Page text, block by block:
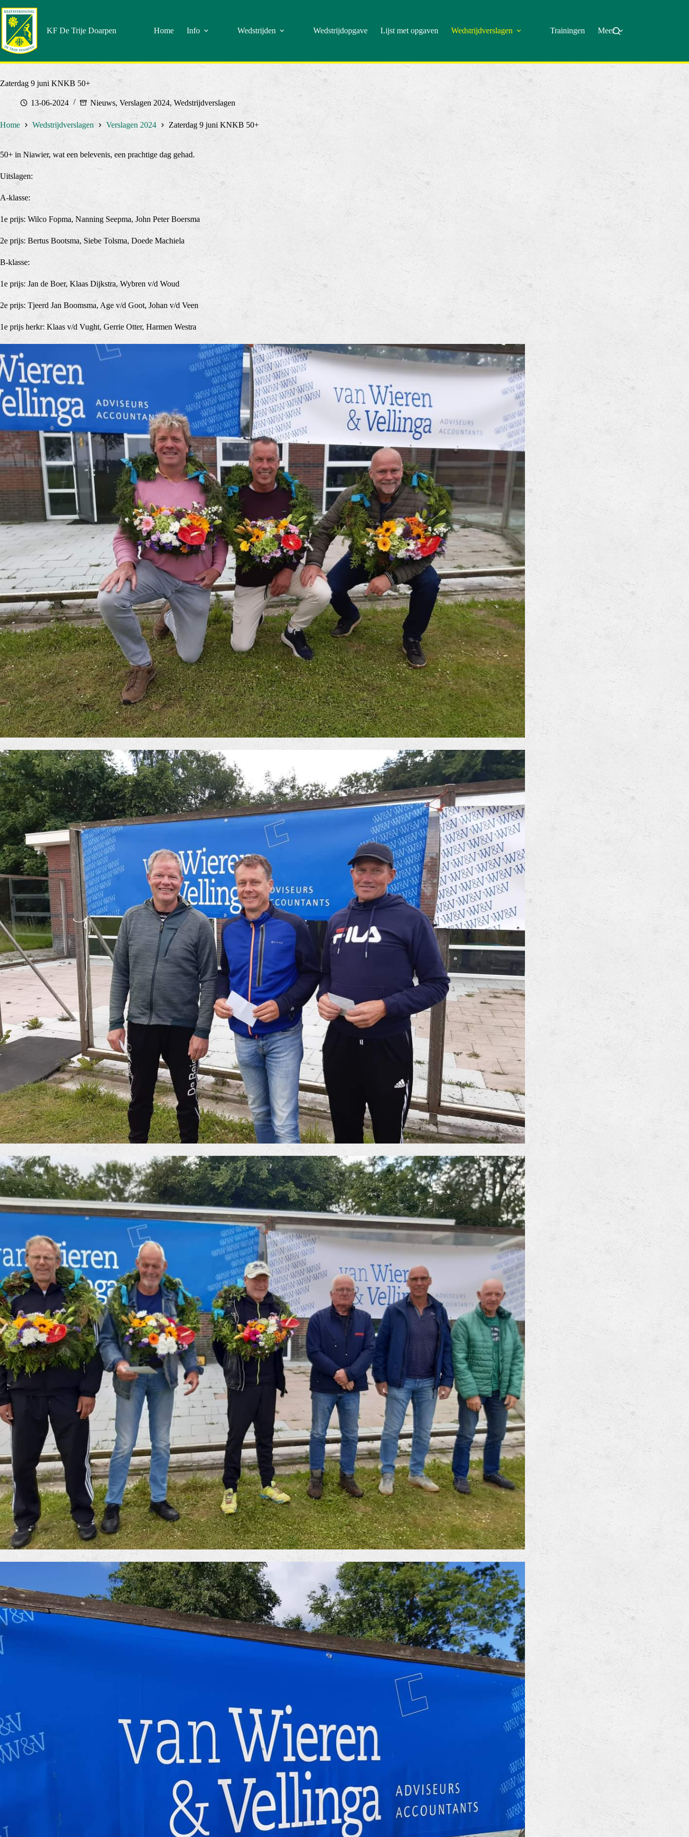
naar
artikel
KF De Trije Doarpen
Home Info Wedstrijden Wedstrijdopgave Lijst met opgaven Wedstrijdverslagen Trainingen Meer
Zaterdag 9 juni KNKB 50+
13-06-2024 Nieuws,Verslagen 2024,Wedstrijdverslagen
Home Wedstrijdverslagen Verslagen 2024 Zaterdag 9 juni KNKB 50+
50+ in Niawier, wat een belevenis, een prachtige dag gehad.
Uitslagen:
A-klasse:
1e prijs: Wilco Fopma, Nanning Seepma, John Peter Boersma
2e prijs: Bertus Bootsma, Siebe Tolsma, Doede Machiela
B-klasse:
1e prijs: Jan de Boer, Klaas Dijkstra, Wybren v/d Woud
2e prijs: Tjeerd Jan Boomsma, Age v/d Goot, Johan v/d Veen
1e prijs herkr: Klaas v/d Vught, Gerrie Otter, Harmen Westra